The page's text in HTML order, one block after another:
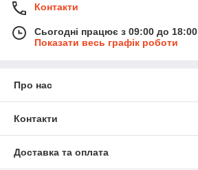
Контакти
Сьогодні працює з 09:00 до 18:00
Показати весь графік роботи
Про нас
Контакти
Доставка та оплата